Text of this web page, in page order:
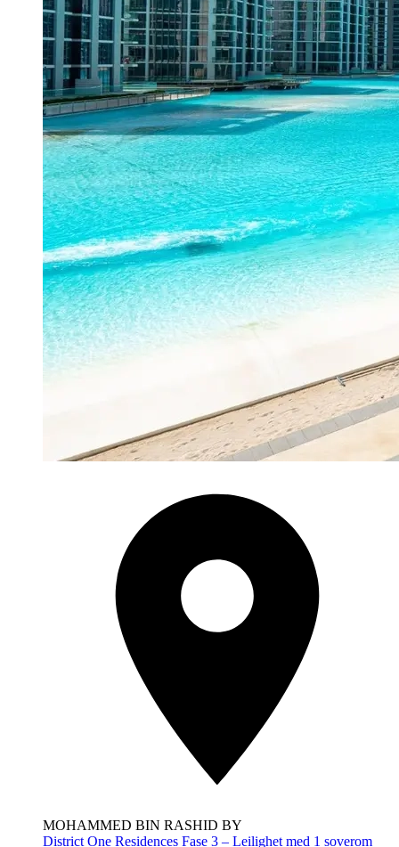
MOHAMMED BIN RASHID BY
District One Residences Fase 3 – Leilighet med 1 soverom